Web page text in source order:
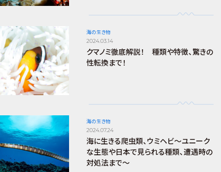
海の生き物
2024.03.14
クマノミ徹底解説！ 種類や特徴、驚きの
性転換まで！
海の生き物
2024.07.24
海に生きる爬虫類、ウミヘビ～ユニーク
な生態や日本で見られる種類、遭遇時の
対処法まで～